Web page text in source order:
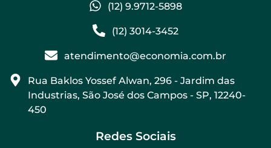
(12) 9.9712-5898
(12) 3014-3452
atendimento@economia.com.br
Rua Baklos Yossef Alwan, 296 - Jardim das
Industrias, São José dos Campos - SP, 12240-
450
Redes Sociais